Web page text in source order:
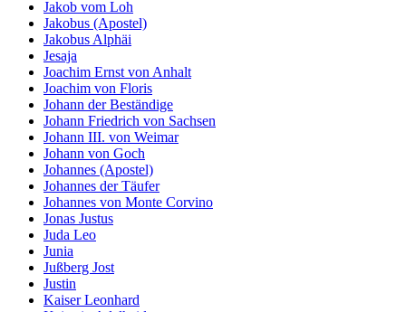
Jakob vom Loh
Jakobus (Apostel)
Jakobus Alphäi
Jesaja
Joachim Ernst von Anhalt
Joachim von Floris
Johann der Beständige
Johann Friedrich von Sachsen
Johann III. von Weimar
Johann von Goch
Johannes (Apostel)
Johannes der Täufer
Johannes von Monte Corvino
Jonas Justus
Juda Leo
Junia
Jußberg Jost
Justin
Kaiser Leonhard